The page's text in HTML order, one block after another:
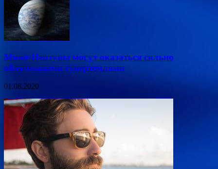
Мини-Нептуны могут оказаться сильно
облученными суперземлями
01.08.2020